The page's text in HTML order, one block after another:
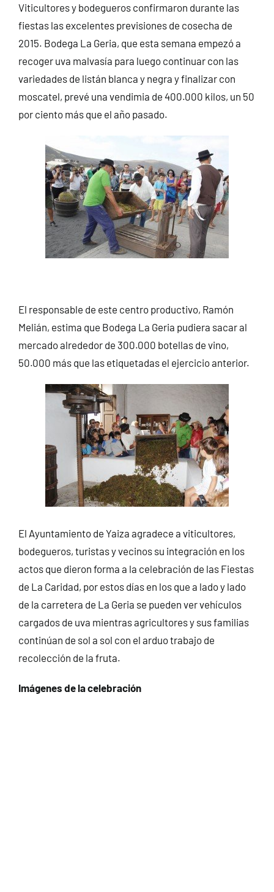
Viticultores y bodegueros confirmaron durante las
fiestas las excelentes previsiones de cosecha de
2015. Bodega La Geria, que esta semana empezó a
recoger uva malvasía para luego continuar con las
variedades de listán blanca y negra y finalizar con
moscatel, prevé una vendimia de 400.000 kilos, un 50
por ciento más que el año pasado.
El responsable de este centro productivo, Ramón
Melián, estima que Bodega La Geria pudiera sacar al
mercado alrededor de 300.000 botellas de vino,
50.000 más que las etiquetadas el ejercicio anterior.
El Ayuntamiento de Yaiza agradece a viticultores,
bodegueros, turistas y vecinos su integración en los
actos que dieron forma a la celebración de las Fiestas
de La Caridad, por estos días en los que a lado y lado
de la carretera de La Geria se pueden ver vehículos
cargados de uva mientras agricultores y sus familias
continúan de sol a sol con el arduo trabajo de
recolección de la fruta.
Imágenes de la celebración